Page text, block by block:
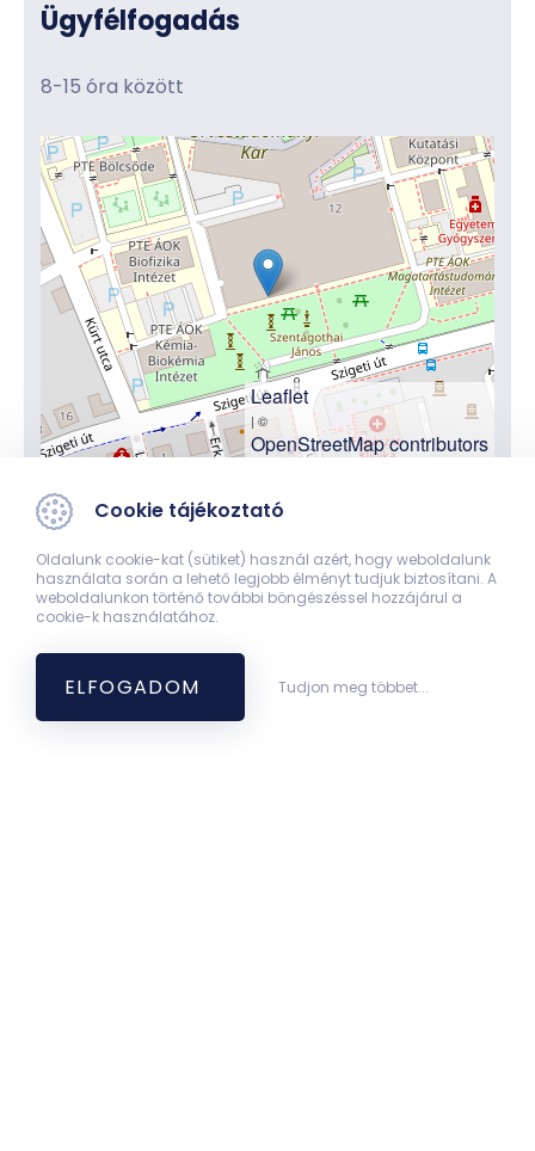
Ügyfélfogadás
8-15 óra között
Leaflet
| ©
OpenStreetMap contributors
Legjobban oktató
elméleti intézet
Cookie tájékoztató
Oldalunk cookie-kat (sütiket) használ azért, hogy weboldalunk
használata során a lehető legjobb élményt tudjuk biztosítani. A
weboldalunkon történő további böngészéssel hozzájárul a
cookie-k használatához.
ELFOGADOM Tudjon meg többet...